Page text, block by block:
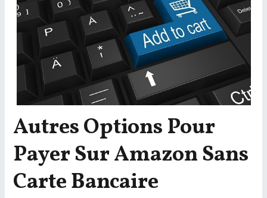
Autres Options Pour
Payer Sur Amazon Sans
Carte Bancaire